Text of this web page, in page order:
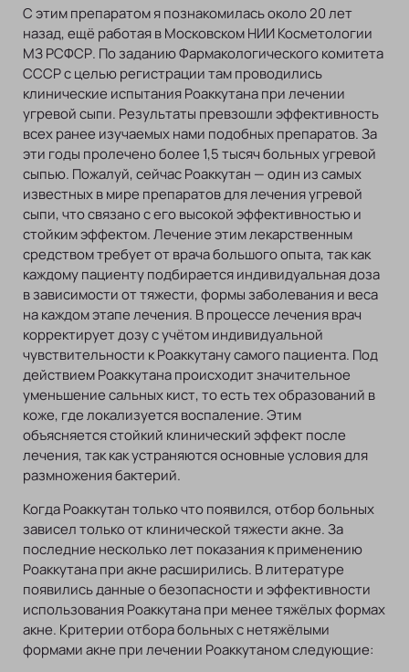
С этим препаратом я познакомилась около 20 лет
назад, ещё работая в Московском НИИ Косметологии
МЗ РСФСР. По заданию Фармакологического комитета
СССР с целью регистрации там проводились
клинические испытания Роаккутана при лечении
угревой сыпи. Результаты превзошли эффективность
всех ранее изучаемых нами подобных препаратов. За
эти годы пролечено более 1,5 тысяч больных угревой
сыпью. Пожалуй, сейчас Роаккутан — один из самых
известных в мире препаратов для лечения угревой
сыпи, что связано с его высокой эффективностью и
стойким эффектом. Лечение этим лекарственным
средством требует от врача большого опыта, так как
каждому пациенту подбирается индивидуальная доза
в зависимости от тяжести, формы заболевания и веса
на каждом этапе лечения. В процессе лечения врач
корректирует дозу с учётом индивидуальной
чувствительности к Роаккутану самого пациента. Под
действием Роаккутана происходит значительное
уменьшение сальных кист, то есть тех образований в
коже, где локализуется воспаление. Этим
объясняется стойкий клинический эффект после
лечения, так как устраняются основные условия для
размножения бактерий.
Когда Роаккутан только что появился, отбор больных
зависел только от клинической тяжести акне. За
последние несколько лет показания к применению
Роаккутана при акне расширились. В литературе
появились данные о безопасности и эффективности
использования Роаккутана при менее тяжёлых формах
акне. Критерии отбора больных с нетяжёлыми
формами акне при лечении Роаккутаном следующие: